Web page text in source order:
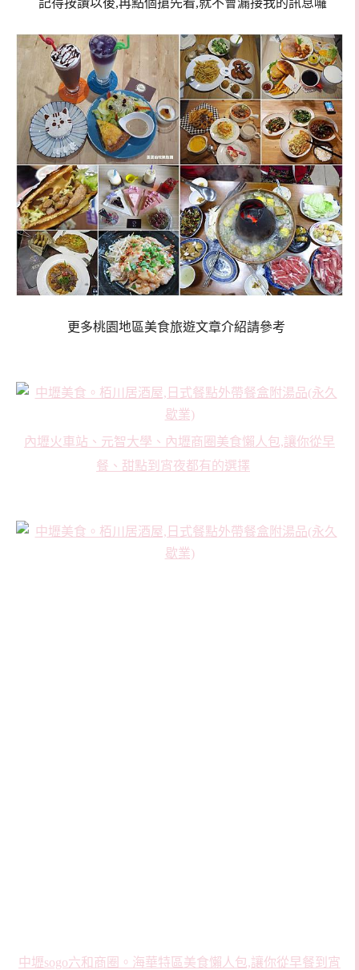
記得按讚以後,再點個搶先看,就不會漏接我的訊息囉
更多桃園地區美食旅遊文章介紹請參考
內壢火車站、元智大學、內壢商圈美食懶人包,讓你從早
餐、甜點到宵夜都有的選擇
中壢sogo六和商圈。海華特區美食懶人包,讓你從早餐到宵